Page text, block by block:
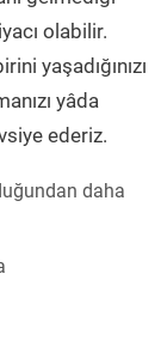
olabilir.
yaşadığınızı
yâda
ederiz.
daha